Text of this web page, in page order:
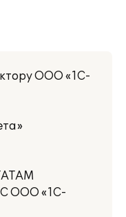
ООО «1С-
ООО «1С-